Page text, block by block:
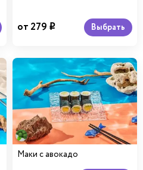
от 279 i Выбрать
Маки с авокадо